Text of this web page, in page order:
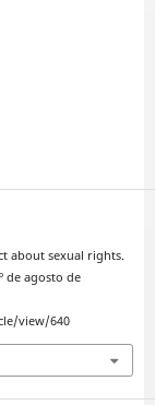
about sexual rights.
de agosto de
view/640